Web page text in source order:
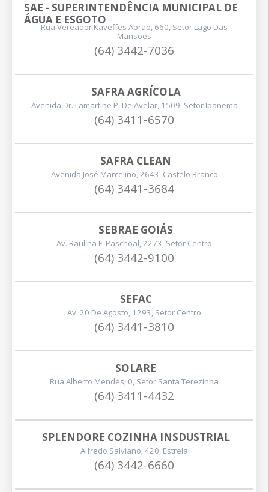
SAE - SUPERINTENDÊNCIA MUNICIPAL DE
ÁGUA E ESGOTO
Rua Vereador Kaveffes Abrão, 660, Setor Lago Das
Mansões
(64) 3442-7036
SAFRA AGRÍCOLA
Avenida Dr. Lamartine P. De Avelar, 1509, Setor Ipanema
(64) 3411-6570
SAFRA CLEAN
Avenida José Marcelino, 2643, Castelo Branco
(64) 3441-3684
SEBRAE GOIÁS
Av. Raulina F. Paschoal, 2273, Setor Centro
(64) 3442-9100
SEFAC
Av. 20 De Agosto, 1293, Setor Centro
(64) 3441-3810
SOLARE
Rua Alberto Mendes, 0, Setor Santa Terezinha
(64) 3411-4432
SPLENDORE COZINHA INSDUSTRIAL
Alfredo Salviano, 420, Estrela
(64) 3442-6660